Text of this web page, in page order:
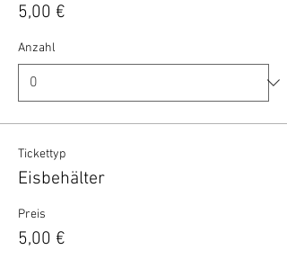
5,00 €
Anzahl
Tickettyp
Eisbehälter
Preis
5,00 €